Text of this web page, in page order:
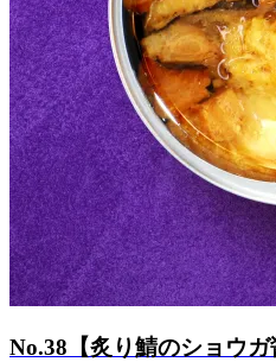
No.38【炙り鯖のショウガ